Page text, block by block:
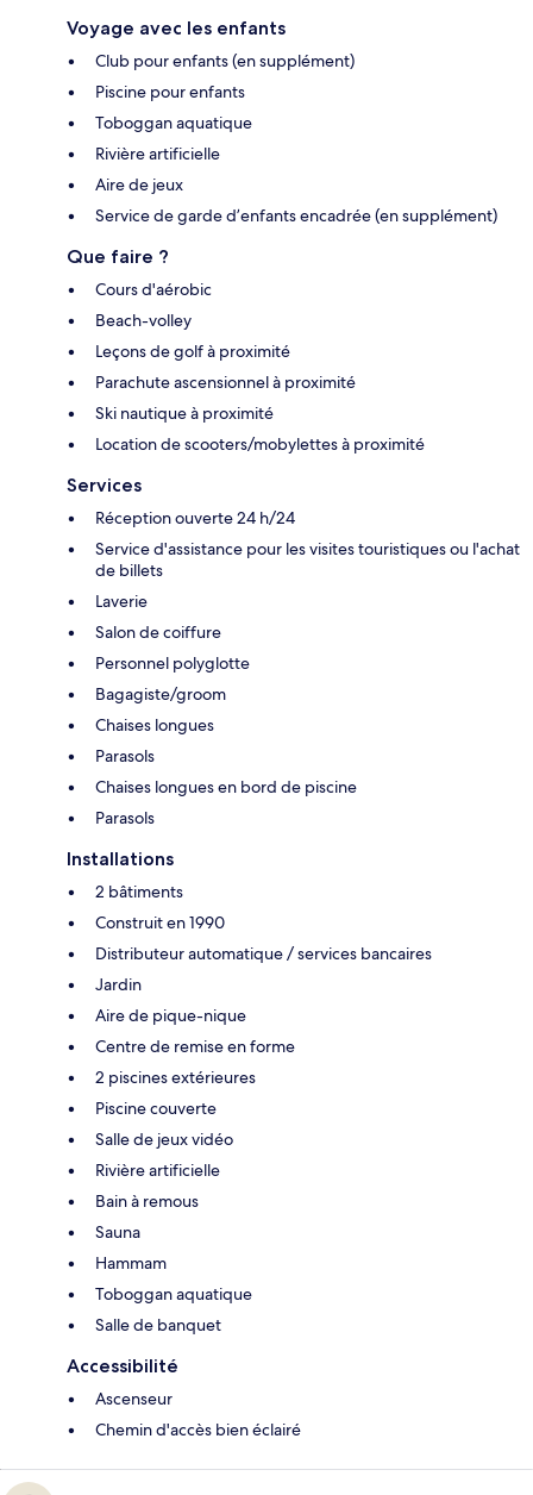
Voyage avec les enfants
Club pour enfants (en supplément)
Piscine pour enfants
Toboggan aquatique
Rivière artificielle
Aire de jeux
Service de garde d’enfants encadrée (en supplément)
Que faire ?
Cours d'aérobic
Beach-volley
Leçons de golf à proximité
Parachute ascensionnel à proximité
Ski nautique à proximité
Location de scooters/mobylettes à proximité
Services
Réception ouverte 24 h/24
Service d'assistance pour les visites touristiques ou l'achat
de billets
Laverie
Salon de coiffure
Personnel polyglotte
Bagagiste/groom
Chaises longues
Parasols
Chaises longues en bord de piscine
Parasols
Installations
2 bâtiments
Construit en 1990
Distributeur automatique / services bancaires
Jardin
Aire de pique-nique
Centre de remise en forme
2 piscines extérieures
Piscine couverte
Salle de jeux vidéo
Rivière artificielle
Bain à remous
Sauna
Hammam
Toboggan aquatique
Salle de banquet
Accessibilité
Ascenseur
Chemin d'accès bien éclairé